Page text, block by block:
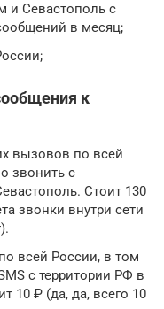
и Севастополь с
в месяц;
к
вызовов по всей
звонить с
Стоит 130
звонки внутри сети
всей России, в том
с территории РФ в
10 ₽ (да, да, всего 10